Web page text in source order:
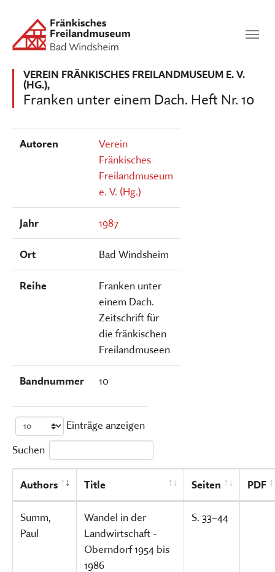
SUCHEN
Franken unter einem Dach. Heft Nr. 10
VEREIN FRÄNKISCHES FREILANDMUSEUM E. V.
(HG.),
Autoren
Verein
Fränkisches
Freilandmuseum
e. V. (Hg.)
Jahr 1987
Ort Bad Windsheim
Reihe
Franken unter
einem Dach.
Zeitschrift für
die fränkischen
Freilandmuseen
Bandnummer 10
Einträge anzeigen
Suchen
Authors Title Seiten PDF
Summ,
Paul
Wandel in der
Landwirtschaft -
Oberndorf 1954 bis
1986
S. 33–44